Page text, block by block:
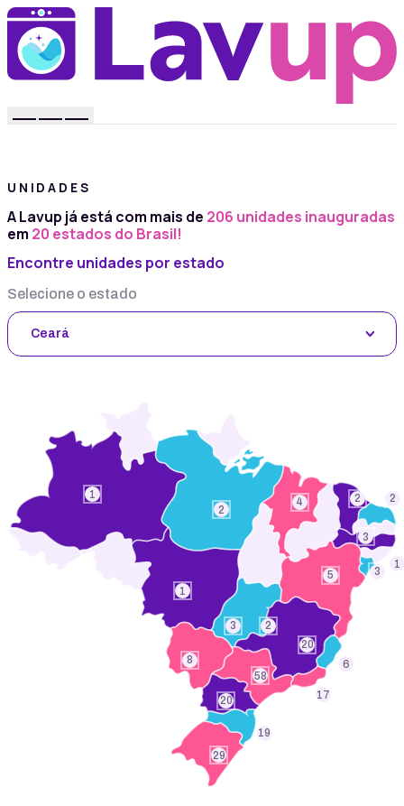
UNIDADES
A Lavup já está com mais de 206 unidades inauguradas
em 20 estados do Brasil!
Encontre unidades por estado
Selecione o estado
Ceará
1
1
5
2
2
6
3
4
1
8
20
2
20
3
17
2
29
19
58
3